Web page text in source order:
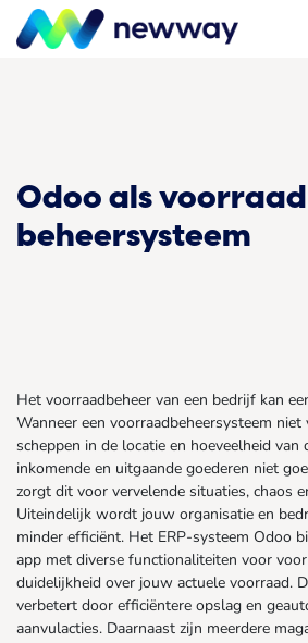
Overslaan naar inhoud
Odoo als
beheersysteem
Het voorraadbeheer van een bedrijf kan
Wanneer een voorraadbeheersysteem
scheppen in de locatie en hoeveelheid van
inkomende en uitgaande goederen niet
zorgt dit voor vervelende situaties, chaos
Uiteindelijk wordt jouw organisatie en
minder efficiënt. Het ERP-systeem Odoo
app met diverse functionaliteiten voor
duidelijkheid over jouw actuele voorraad.
verbetert door efficiëntere opslag en
aanvulacties. Daarnaast zijn meerdere